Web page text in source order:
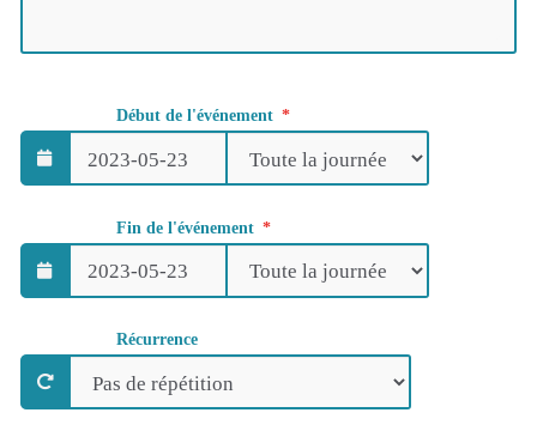
Début de l'événement
Fin de l'événement
Récurrence